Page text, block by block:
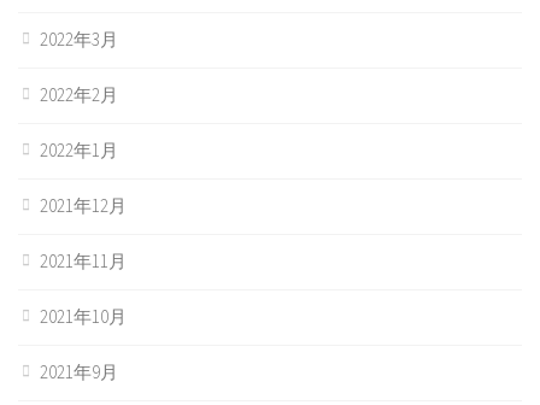
2022年3月
2022年2月
2022年1月
2021年12月
2021年11月
2021年10月
2021年9月